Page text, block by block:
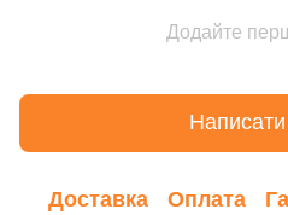
Додайте
Написати
Доставка Оплата